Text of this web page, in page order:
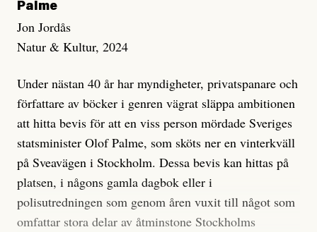
Palme
Jon Jordås
Natur & Kultur, 2024
Under nästan 40 år har myndigheter, privatspanare och
författare av böcker i genren vägrat släppa ambitionen
att hitta bevis för att en viss person mördade Sveriges
statsminister Olof Palme, som sköts ner en vinterkväll
på Sveavägen i Stockholm. Dessa bevis kan hittas på
platsen, i någons gamla dagbok eller i
polisutredningen som genom åren vuxit till något som
omfattar stora delar av åtminstone Stockholms